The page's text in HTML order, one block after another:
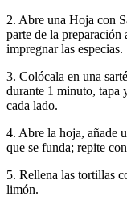
2. Abre una Hoja con
parte de la preparación
impregnar las especias.
3. Colócala en una
durante 1 minuto, tapa
cada lado.
4. Abre la hoja, añade
que se funda; repite
5. Rellena las tortillas
limón.